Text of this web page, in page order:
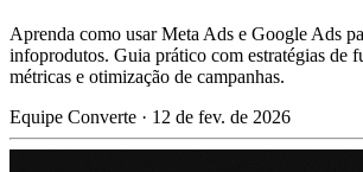
Aprenda como usar Meta Ads e Google Ads
infoprodutos. Guia prático com estratégias de
métricas e otimização de campanhas.
Equipe Converte · 12 de fev. de 2026